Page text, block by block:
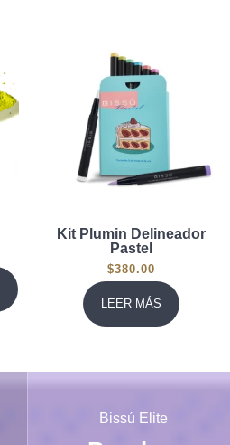
Kit Plumin Delineador
Pastel
$380.00
LEER MÁS
Bissú Elite